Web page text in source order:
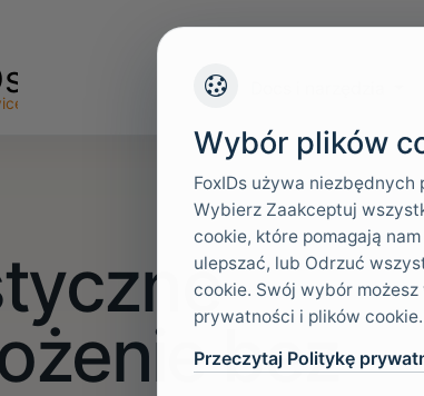
bez
Wybór plików
FoxIDs używa niezbędnych
Wybierz Zaakceptuj
cookie, które pomagają
ulepszać, lub Odrzuć
cookie. Swój wybór
prywatności i plików cookie.
Przeczytaj Politykę